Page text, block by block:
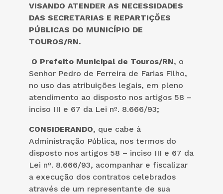
VISANDO ATENDER AS NECESSIDADES
DAS SECRETARIAS E REPARTIÇÕES
PÚBLICAS DO MUNICÍPIO DE
TOUROS/RN.
O Prefeito Municipal de Touros/RN, o
Senhor Pedro de Ferreira de Farias Filho,
no uso das atribuições legais, em pleno
atendimento ao disposto nos artigos 58 –
inciso III e 67 da Lei nº. 8.666/93;
CONSIDERANDO, que cabe à
Administração Pública, nos termos do
disposto nos artigos 58 – inciso III e 67 da
Lei nº. 8.666/93, acompanhar e fiscalizar
a execução dos contratos celebrados
através de um representante de sua